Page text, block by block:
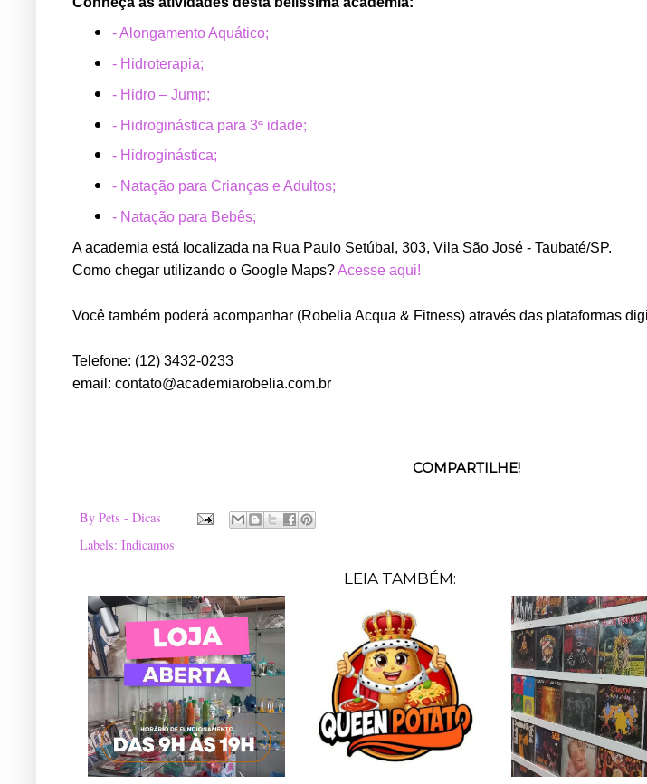
- Alongamento Aquático;
- Hidroterapia;
- Hidro – Jump;
- Hidroginástica para 3ª idade;
- Hidroginástica;
- Natação para Crianças e Adultos;
- Natação para Bebês;
A academia está localizada na Rua Paulo Setúbal, 303, Vila São José - Taubaté/SP.
Como chegar utilizando o Google Maps?Acesse aqui!
Você também poderá acompanhar (Robelia Acqua & Fitness) através das plataformas
Telefone: (12) 3432-0233
email: contato@academiarobelia.com.br
COMPARTILHE!
By Pets - Dicas
Labels: Indicamos
LEIA TAMBÉM: